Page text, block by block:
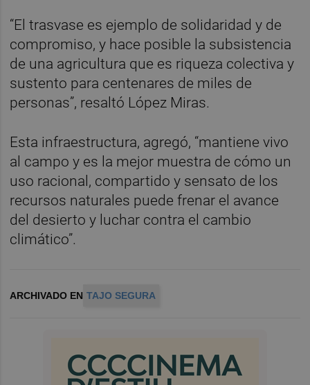
“El trasvase es ejemplo de solidaridad y de
compromiso, y hace posible la subsistencia
de una agricultura que es riqueza colectiva y
sustento para centenares de miles de
personas”, resaltó López Miras.
Esta infraestructura, agregó, “mantiene vivo
al campo y es la mejor muestra de cómo un
uso racional, compartido y sensato de los
recursos naturales puede frenar el avance
del desierto y luchar contra el cambio
climático”.
ARCHIVADO EN TAJO SEGURA